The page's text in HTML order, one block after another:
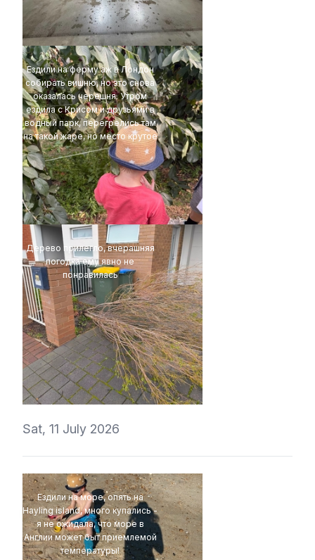
4Eki
Ездили на ферму аж в Лондон
собирать вишню, но это снова
оказалась черешня. Утром
ездила с Крисом и друзьями в
водный парк, перегрелись там
на такой жаре, но место крутое
t1r1
Дерево прилегло, вчерашняя
погодка ему явно не
понравилась
perov_aleksei
Sat, 11 July 2026
Ездили на море, опять на
Hayling island, много купались -
я не ожидала, что море в
Англии может быт приемлемой
температуры!